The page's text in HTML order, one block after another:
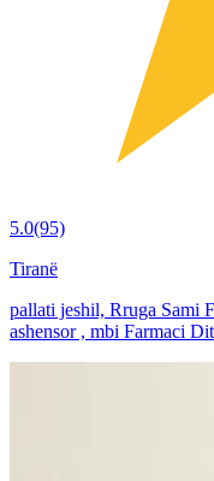
5.0(95)
Tiranë
pallati jeshil, Rruga Sami
ashensor , mbi Farmaci